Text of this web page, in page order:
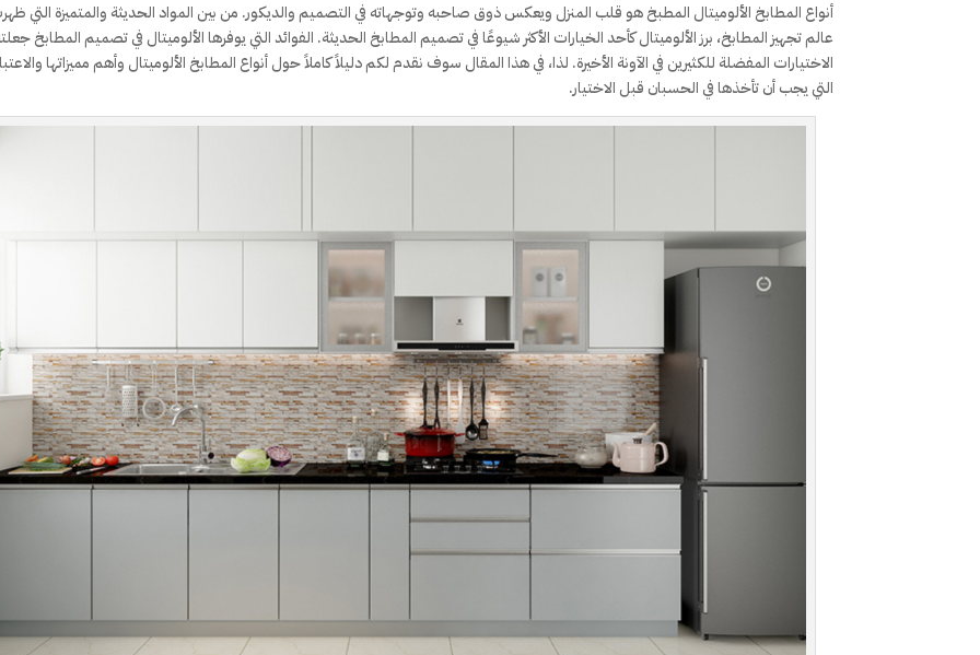
أنواع المطابخ الألوميتال المطبخ هو قلب المنزل ويعكس ذوق صاحبه وتوجهاته في التصميم والديكور. من بين المواد الحديثة والمتميزة التي
عالم تجهيز المطابخ، برز الألوميتال كأحد الخيارات الأكثر شيوعًا في تصميم المطابخ الحديثة. الفوائد التي يوفرها الألوميتال في تصميم المطابخ
الاختيارات المفضلة للكثيرين في الآونة الأخيرة. لذا، في هذا المقال سوف نقدم لكم دليلاً كاملاً حول أنواع المطابخ الألوميتال وأهم مميزاتها
التي يجب أن تأخذها في الحسبان قبل الاختيار.